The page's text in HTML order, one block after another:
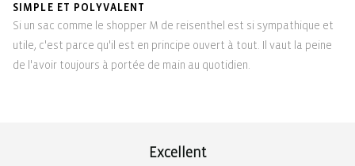
SIMPLE ET POLYVALENT
Si un sac comme le shopper M de reisenthel est si sympathique et
utile, c'est parce qu'il est en principe ouvert à tout. Il vaut la peine
de l'avoir toujours à portée de main au quotidien.
Excellent